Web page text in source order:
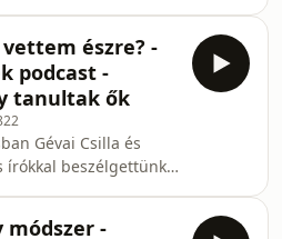
Az adás
egy fiatalnak, és
magasabb szinten
Akik megosztják
Beer Miklós -
Csűrös András -
Gedeon Veronika -
Gévai Csilla - írónő;
a
észre? -
podcast -
tanultak ők
Gévai Csilla és
írókkal beszélgettünk,
módszer -